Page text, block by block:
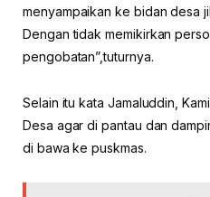
menyampaikan ke bidan desa
Dengan tidak memikirkan
pengobatan”,tuturnya.
Selain itu kata Jamaluddin,
Desa agar di pantau dan
di bawa ke puskmas.